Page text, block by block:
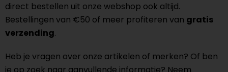
direct bestellen uit onze webshop ook altijd.
Bestellingen van €50 of meer profiteren van gratis
verzending.
Heb je vragen over onze artikelen of merken? Of ben